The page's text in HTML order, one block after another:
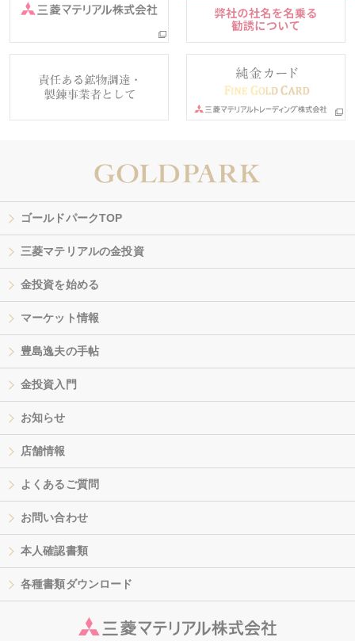
ゴールドパークTOP
三菱マテリアルの金投資
金投資を始める
マーケット情報
豊島逸夫の手帖
金投資入門
お知らせ
店舗情報
よくあるご質問
お問い合わせ
本人確認書類
各種書類ダウンロード